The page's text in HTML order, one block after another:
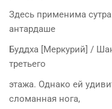
Здесь применима
антардаше
Буддха [Меркурий] /
третьего
этажа. Однако ей
сломанная нога,